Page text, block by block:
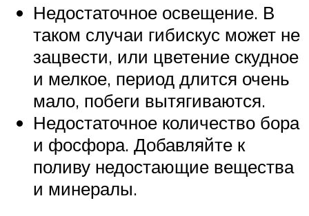
Недостаточное освещение. В
таком случаи гибискус может не
зацвести, или цветение скудное
и мелкое, период длится очень
мало, побеги вытягиваются.
Недостаточное количество бора
и фосфора. Добавляйте к
поливу недостающие вещества
и минералы.